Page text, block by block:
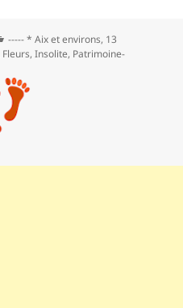
Catégories
----- * Aix et environs, 13
Fleurs,Insolite, Patrimoine-